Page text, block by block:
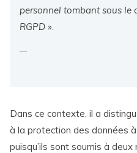
personnel tombant sous le
RGPD ».
Dans ce contexte, il a
à la protection des données
puisqu’ils sont soumis à